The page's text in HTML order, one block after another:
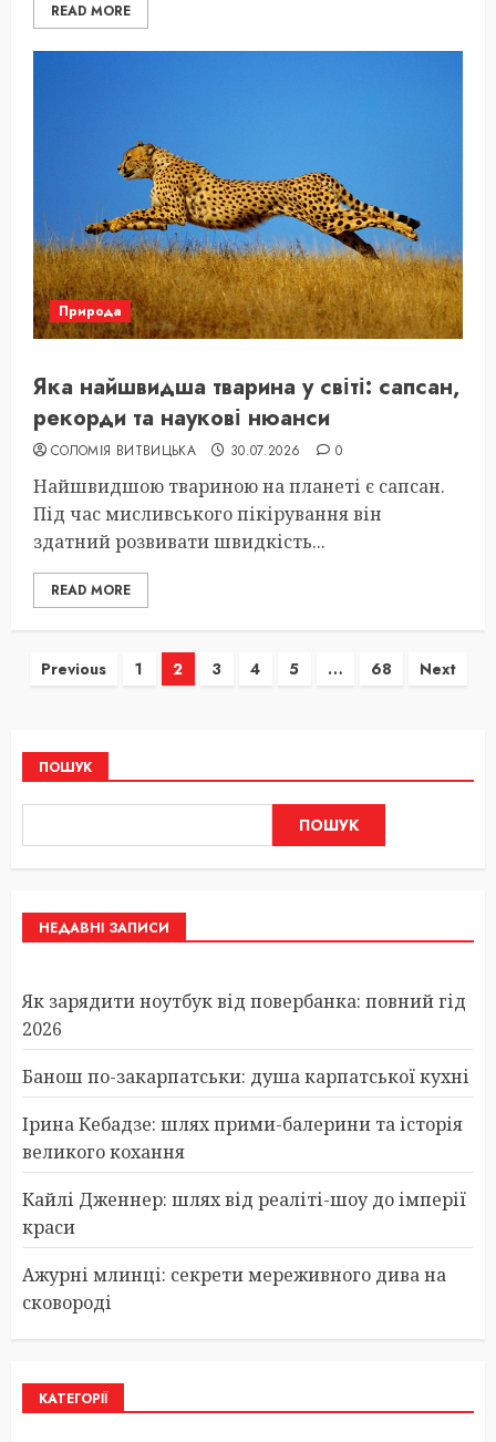
READ MORE
Природа
Яка найшвидша тварина у світі: сапсан,
рекорди та наукові нюанси
СОЛОМІЯ ВИТВИЦЬКА 30.07.2026 0
Найшвидшою твариною на планеті є сапсан.
Під час мисливського пікірування він
здатний розвивати швидкість...
READ MORE
Пагінація
Previous 1 2 3 4 5 … 68 Next
ПОШУК
ПОШУК
НЕДАВНІ ЗАПИСИ
Як зарядити ноутбук від повербанка: повний гід
2026
Банош по-закарпатськи: душа карпатської кухні
Ірина Кебадзе: шлях прими-балерини та історія
великого кохання
Кайлі Дженнер: шлях від реаліті-шоу до імперії
краси
Ажурні млинці: секрети мереживного дива на
сковороді
КАТЕГОРІЇ